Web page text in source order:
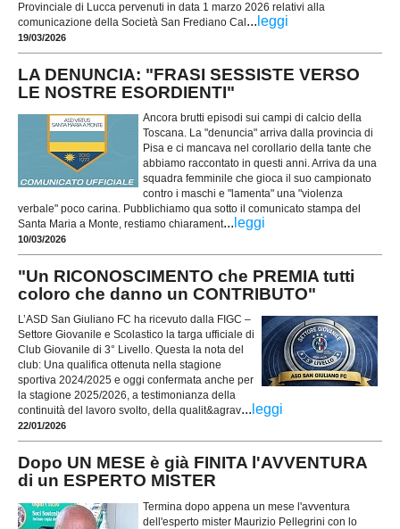
Provinciale di Lucca pervenuti in data 1 marzo 2026 relativi alla
comunicazione della Società San Frediano Cal ... leggi
19/03/2026
LA DENUNCIA: "FRASI SESSISTE VERSO
LE NOSTRE ESORDIENTI"
Ancora brutti episodi sui campi di calcio della
Toscana. La "denuncia" arriva dalla provincia di
Pisa e ci mancava nel corollario della tante che
abbiamo raccontato in questi anni. Arriva da una
squadra femminile che gioca il suo campionato
contro i maschi e "lamenta" una "violenza
verbale" poco carina. Pubblichiamo qua sotto il comunicato stampa del
Santa Maria a Monte, restiamo chiarament... leggi
10/03/2026
"Un RICONOSCIMENTO che PREMIA tutti
coloro che danno un CONTRIBUTO"
L’ASD San Giuliano FC ha ricevuto dalla FIGC –
Settore Giovanile e Scolastico la targa ufficiale di
Club Giovanile di 3° Livello. Questa la nota del
club: Una qualifica ottenuta nella stagione
sportiva 2024/2025 e oggi confermata anche per
la stagione 2025/2026, a testimonianza della
continuità del lavoro svolto, della qualit&agrav... leggi
22/01/2026
Dopo UN MESE è già FINITA l'AVVENTURA
di un ESPERTO MISTER
Termina dopo appena un mese l'avventura
dell'esperto mister Maurizio Pellegrini con lo